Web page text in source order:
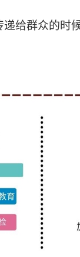
给群众的时